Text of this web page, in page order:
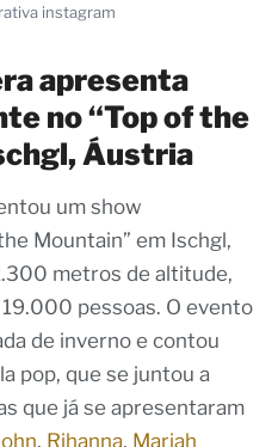
instagram
apresenta
no “Top of the
Áustria
um show
Mountain” em Ischgl,
metros de altitude,
pessoas. O evento
de inverno e contou
pop, que se juntou a
que já se apresentaram
, Rihanna, Mariah